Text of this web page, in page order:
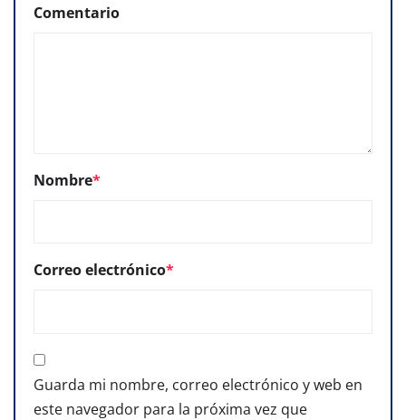
Comentario
Nombre*
Correo electrónico*
Guarda mi nombre, correo electrónico y web en
este navegador para la próxima vez que